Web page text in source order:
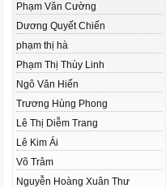
Phạm Văn Cường
Dương Quyết Chiến
phạm thị hà
Phạm Thị Thùy Linh
Ngô Văn Hiến
Trương Hùng Phong
Lê Thị Diễm Trang
Lê Kim Ái
Võ Trâm
Nguyễn Hoàng Xuân Thư